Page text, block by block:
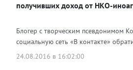
получивших доход от НКО-
Блогер с творческим псевдонимом
социальную сеть «В контакте»
24.08.2016 в 16:02:00